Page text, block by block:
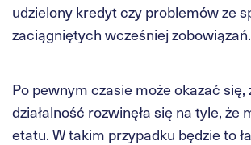
udzielony kredyt czy problemów ze
zaciągniętych wcześniej zobowiązań.
Po pewnym czasie może okazać się,
działalność rozwinęła się na tyle, że
etatu. W takim przypadku będzie to